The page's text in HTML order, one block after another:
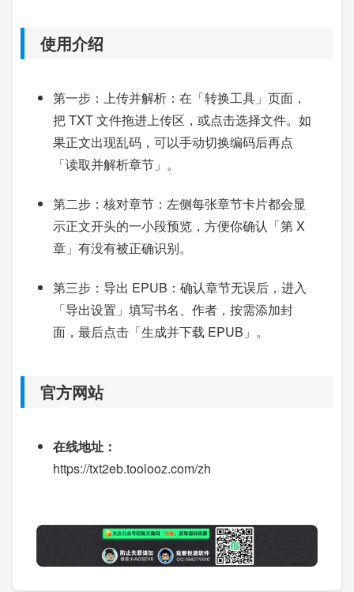
使用介绍
第一步：上传并解析：在「转换工具」页面，
把 TXT 文件拖进上传区，或点击选择文件。如
果正文出现乱码，可以手动切换编码后再点
「读取并解析章节」。
第二步：核对章节：左侧每张章节卡片都会显
示正文开头的一小段预览，方便你确认「第 X
章」有没有被正确识别。
第三步：导出 EPUB：确认章节无误后，进入
「导出设置」填写书名、作者，按需添加封
面，最后点击「生成并下载 EPUB」。
官方网站
在线地址：
https://txt2eb.toolooz.com/zh